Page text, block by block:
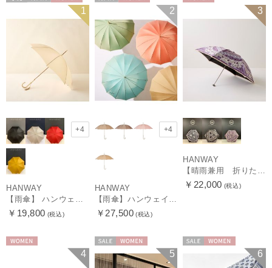
WOMEN 1
+4
HANWAY
【雨傘】 ハンウェイ （HANWAY） Couturier クチュリエ 長傘 日本製
￥19,800 (税込)
2
+4
HANWAY
【雨傘】ハンウェイ （HANWAY ）真田耳（サナダミミ）長傘 日本製 カーボン骨
￥27,500 (税込)
3
HANWAY
￥22,000 (税込)
4 5 6